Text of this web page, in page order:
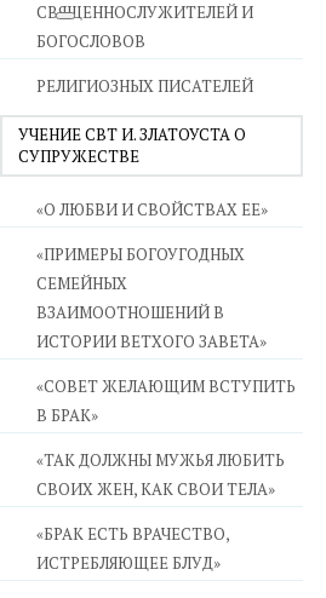
СВЯЩЕННОСЛУЖИТЕЛЕЙ И
БОГОСЛОВОВ
РЕЛИГИОЗНЫХ ПИСАТЕЛЕЙ
УЧЕНИЕ СВТ И. ЗЛАТОУСТА О
СУПРУЖЕСТВЕ
«О ЛЮБВИ И СВОЙСТВАХ ЕЕ»
«ПРИМЕРЫ БОГОУГОДНЫХ
СЕМЕЙНЫХ
ВЗАИМООТНОШЕНИЙ В
ИСТОРИИ ВЕТХОГО ЗАВЕТА»
«СОВЕТ ЖЕЛАЮЩИМ ВСТУПИТЬ
В БРАК»
«ТАК ДОЛЖНЫ МУЖЬЯ ЛЮБИТЬ
СВОИХ ЖЕН, КАК СВОИ ТЕЛА»
«БРАК ЕСТЬ ВРАЧЕСТВО,
ИСТРЕБЛЯЮЩЕЕ БЛУД»